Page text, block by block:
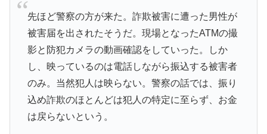
先ほど警察の方が来た。詐欺被害に遭った男性が
被害届を出されたそうだ。現場となったATMの撮
影と防犯カメラの動画確認をしていった。しか
し、映っているのは電話しながら振込する被害者
のみ。当然犯人は映らない。警察の話では、振り
込め詐欺のほとんどは犯人の特定に至らず、お金
は戻らないという。